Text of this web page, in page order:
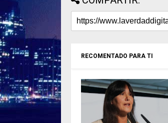
RECOMENTADO PARA TI